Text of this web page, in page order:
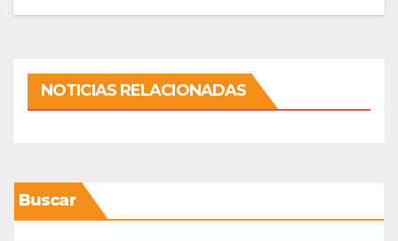
NOTICIAS RELACIONADAS
Buscar